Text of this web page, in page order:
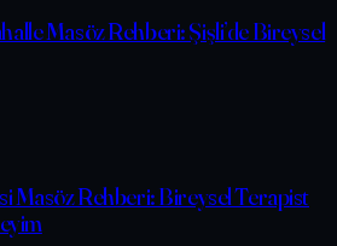
Masöz Rehberi: Şişli’de Bireysel
Masöz Rehberi: Bireysel Terapist